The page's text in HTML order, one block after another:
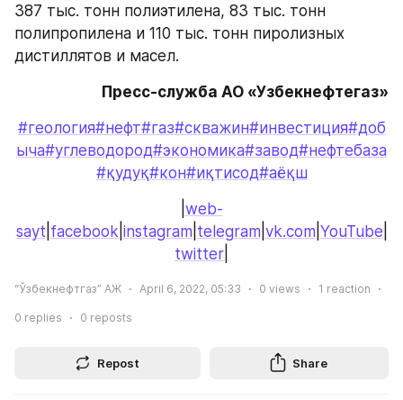
387 тыс. тонн полиэтилена, 83 тыс. тонн
полипропилена и 110 тыс. тонн пиролизных
дистиллятов и масел.
Пресс-служба АО «Узбекнефтегаз»
#геология#нефт#газ#скважин#инвестиция#доб
ыча#углеводород#экономика#завод#нефтебаза
#қудуқ#кон#иқтисод#аёқш
web-
sayt facebook instagram telegram vk.com YouTube
twitter
“Ўзбекнефтгаз” АЖ April 6, 2022, 05:33 0 views 1 reaction
0 replies 0 reposts
Repost Share